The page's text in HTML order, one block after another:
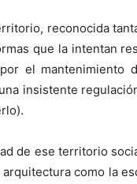
reconocida
que la intentan
el mantenimiento
insistente
de ese territorio
como la